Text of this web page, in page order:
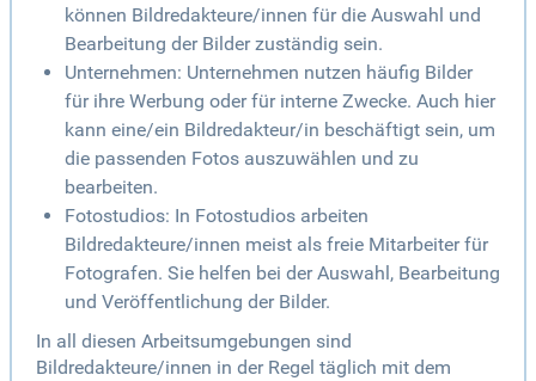
können Bildredakteure/innen für die Auswahl und
Bearbeitung der Bilder zuständig sein.
Unternehmen: Unternehmen nutzen häufig Bilder
für ihre Werbung oder für interne Zwecke. Auch hier
kann eine/ein Bildredakteur/in beschäftigt sein, um
die passenden Fotos auszuwählen und zu
bearbeiten.
Fotostudios: In Fotostudios arbeiten
Bildredakteure/innen meist als freie Mitarbeiter für
Fotografen. Sie helfen bei der Auswahl, Bearbeitung
und Veröffentlichung der Bilder.
In all diesen Arbeitsumgebungen sind
Bildredakteure/innen in der Regel täglich mit dem